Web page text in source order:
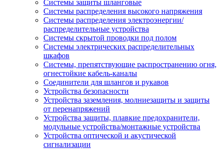
Системы защиты шланговые
Системы распределения высокого напряжения
Системы распределения электроэнергии/
распределительные устройства
Системы скрытой проводки под полом
Системы электрических распределительных
шкафов
Системы, препятствующие распространению огня,
огнестойкие кабель-каналы
Соединители для шлангов и рукавов
Устройства безопасности
Устройства заземления, молниезащиты и защиты
от перенапряжений
Устройства защиты, плавкие предохранители,
модульные устройства/монтажные устройства
Устройства оптической и акустической
сигнализации